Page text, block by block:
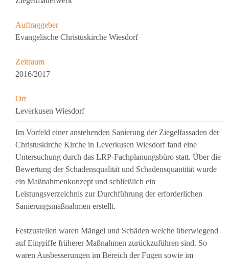
Auftraggeber
Evangelische Christuskirche Wiesdorf
Zeitraum
2016/2017
Ort
Leverkusen Wiesdorf
Im Vorfeld einer anstehenden Sanierung der Ziegelfassaden der
Christuskirche Kirche in Leverkusen Wiesdorf fand eine
Untersuchung durch das LRP-Fachplanungsbüro statt. Über die
Bewertung der Schadensqualität und Schadensquantität wurde
ein Maßnahmenkonzept und schließlich ein
Leistungsverzeichnis zur Durchführung der erforderlichen
Sanierungsmaßnahmen erstellt.
Festzustellen waren Mängel und Schäden welche überwiegend
auf Eingriffe früherer Maßnahmen zurückzuführen sind. So
waren Ausbesserungen im Bereich der Fugen sowie im